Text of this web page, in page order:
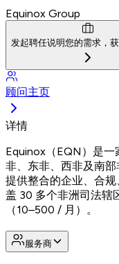
Equinox Group
发起聘任说明您的需求，
顾问主页
详情
Equinox（EQN）是
非、东非、西非及南
提供整合的企业、合
盖 30 多个非洲司法辖
（10–500 / 月）。
服务商